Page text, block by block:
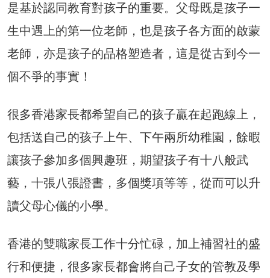
是基於認同教育對孩子的重要。父母既是孩子一
生中遇上的第一位老師，也是孩子各方面的啟蒙
老師，亦是孩子的品格塑造者，這是從古到今一
個不爭的事實！
很多香港家長都希望自己的孩子贏在起跑線上，
包括送自己的孩子上午、下午兩所幼稚園，餘暇
讓孩子參加多個興趣班，期望孩子有十八般武
藝，十張八張證書，多個獎項等等，從而可以升
讀父母心儀的小學。
香港的雙職家長工作十分忙碌，加上補習社的盛
行和便捷，很多家長都會將自己子女的管教及學